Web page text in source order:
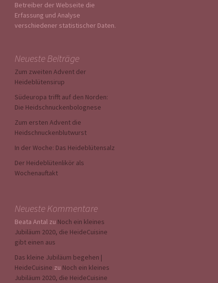
Betreiber der Webseite die
Erfassung und Analyse
verschiedener statistischer Daten.
Neueste Beiträge
Zum zweiten Advent der
Heideblütensirup
Südeuropa trifft auf den Norden:
Die Heidschnuckenbolognese
Zum ersten Advent die
Heidschnuckenblutwurst
In der Woche: Das Heideblütensalz
Der Heideblütenlikör als
Wochenauftakt
Neueste Kommentare
Beata Antal zu Noch ein kleines
Jubiläum 2020, die HeideCuisine
gibt einen aus
Das kleine Jubiläum begehen |
HeideCuisine zu Noch ein kleines
Jubiläum 2020, die HeideCuisine